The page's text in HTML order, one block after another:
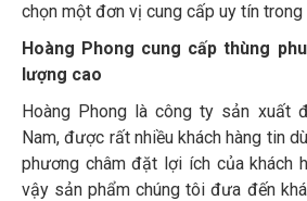
chọn một đơn vị cung cấp uy tín trong
Hoàng Phong cung cấp thùng
lượng cao
Hoàng Phong là công ty sản xuất
Nam, được rất nhiều khách hàng tin
phương châm đặt lợi ích của khách
vậy sản phẩm chúng tôi đưa đến